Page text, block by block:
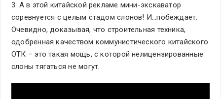
3. А в этой китайской рекламе мини-экскаватор
соревнуется с целым стадом слонов! И…побеждает.
Очевидно, доказывая, что строительная техника,
одобренная качеством коммунистического китайского
ОТК – это такая мощь, с которой нелицензированные
слоны тягаться не могут.